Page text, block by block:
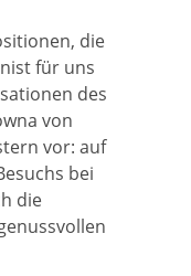
die
für uns
des
von
vor: auf
bei
die